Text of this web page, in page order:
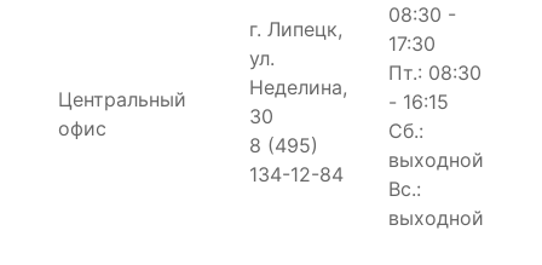
Центральный
офис
г. Липецк,
ул.
Неделина,
30
8 (495)
134-12-84
08:30 -
17:30
Пт.: 08:30
- 16:15
Сб.:
выходной
Вс.:
выходной